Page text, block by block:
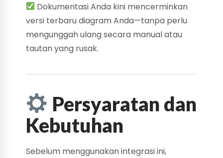
Dokumentasi Anda kini mencerminkan
versi terbaru diagram Anda—tanpa perlu
mengunggah ulang secara manual atau
tautan yang rusak.
Persyaratan dan
Kebutuhan
Sebelum menggunakan integrasi ini,